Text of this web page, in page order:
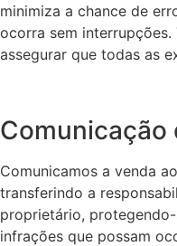
minimiza a chance de
ocorra sem
assegurar que todas as
Comunicação
Comunicamos a venda
transferindo a
proprietário,
infrações que possam